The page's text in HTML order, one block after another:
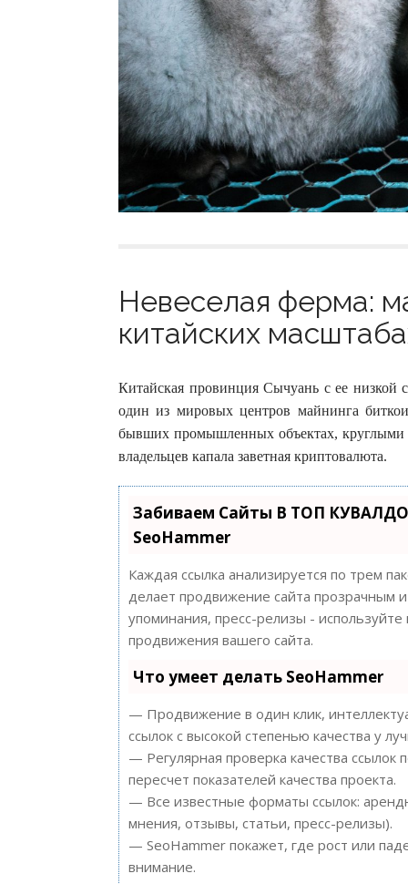
Невеселая ферма:
китайских
Китайская провинция Сычуань с ее низкой
один из мировых центров майнинга
бывших промышленных объектах, круглыми
владельцев капала заветная криптовалюта.
Забиваем Сайты В ТОП
SeoHammer
Каждая ссылка анализируется по трем
делает продвижение сайта прозрачным
упоминания, пресс-релизы -
продвижения вашего сайта.
Что умеет делать SeoHammer
— Продвижение в один клик,
ссылок с высокой степенью качества у
— Регулярная проверка качества
пересчет показателей качества проекта.
— Все известные форматы ссылок:
мнения, отзывы, статьи, пресс-релизы).
— SeoHammer покажет, где рост или
внимание.